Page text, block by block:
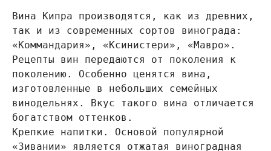
Вина Кипра производятся, как из древних,
так и из современных сортов винограда:
«Коммандария», «Ксинистери», «Мавро».
Рецепты вин передаются от поколения к
поколению. Особенно ценятся вина,
изготовленные в небольших семейных
винодельнях. Вкус такого вина отличается
богатством оттенков.
Крепкие напитки. Основой популярной
«Зивании» является отжатая виноградная